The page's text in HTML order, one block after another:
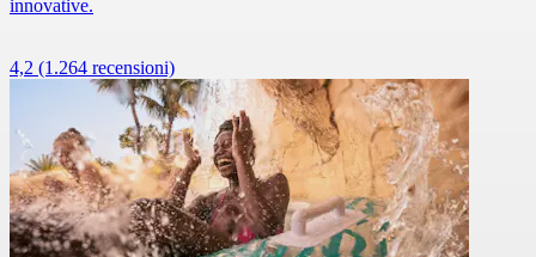
innovative.
4,2 (1.264 recensioni)